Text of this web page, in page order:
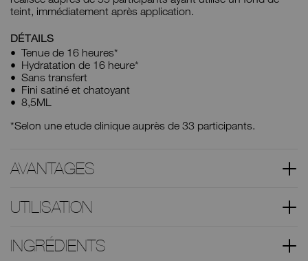
teint, immédiatement après application.
DÉTAILS
Tenue de 16 heures*
Hydratation de 16 heure*
Sans transfert
Fini satiné et chatoyant
8,5ML
*Selon une etude clinique auprès de 33 participants.
AVANTAGES
UTILISATION
INGRÉDIENTS